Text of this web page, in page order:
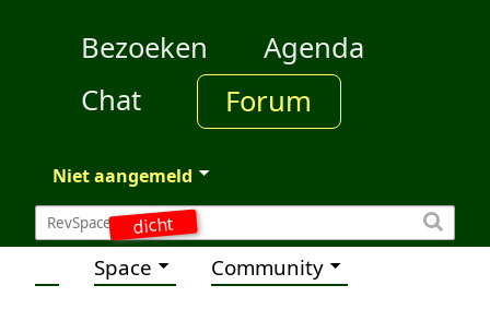
dicht
Bezoeken
Agenda
Chat
Forum
Niet aangemeld
Space Community